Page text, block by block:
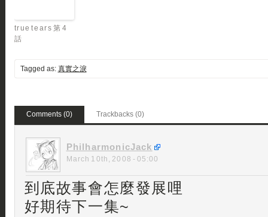
true tears 第 4
話
Tagged as: 真實之淚
Comments (0) Trackbacks (0)
PhilharmonicJack
March 10th, 2008 - 05:00
到底故事會怎麼發展哩
好期待下一集~